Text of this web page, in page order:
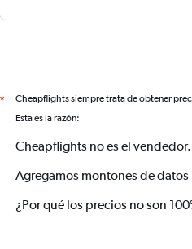
* Cheapflights siempre trata de obtener
Esta es la razón:
Cheapflights no es el vendedor.
Agregamos montones de datos
¿Por qué los precios no son